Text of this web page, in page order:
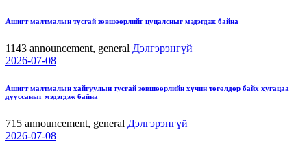
Ашигт малтмалын тусгай зөвшөөрлийг цуцалсныг мэдэгдэж байна
1143 announcement, general Дэлгэрэнгүй
2026-07-08
Ашигт малтмалын хайгуулын тусгай зөвшөөрлийн хүчин төгөлдөр байх хугацаа
дууссаныг мэдэгдэж байна
715 announcement, general Дэлгэрэнгүй
2026-07-08